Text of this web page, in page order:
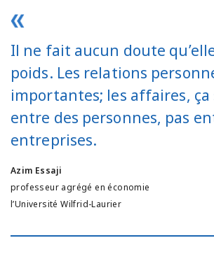
Il ne fait aucun doute
poids. Les relations
importantes; les affaires, ça
entre des personnes, pas
entreprises.
Azim Essaji
professeur agrégé en économie
l’Université Wilfrid-Laurier